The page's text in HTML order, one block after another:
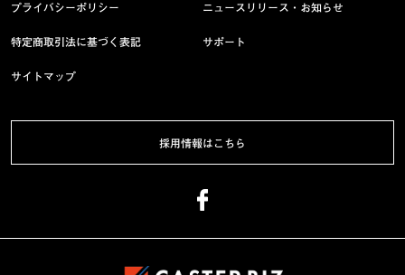
プライバシーポリシー ニュースリリース・お知らせ
特定商取引法に基づく表記 サポート
サイトマップ
採用情報はこちら